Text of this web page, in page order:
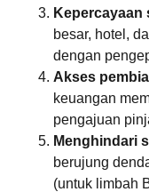
Kepercayaan
besar, hotel,
dengan
Akses
keuangan
pengajuan
Menghindari
berujung
(untuk limbah